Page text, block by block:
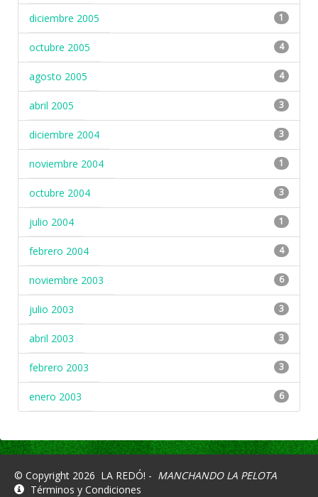
diciembre 2005 1
octubre 2005 4
agosto 2005 4
abril 2005 3
diciembre 2004 3
noviembre 2004 1
octubre 2004 3
julio 2004 1
febrero 2004 4
noviembre 2003 6
julio 2003 3
abril 2003 3
febrero 2003 3
enero 2003 6
© Copyright 2026 LA REDÓ! - MANCHANDO LA PELOTA
Términos y Condiciones